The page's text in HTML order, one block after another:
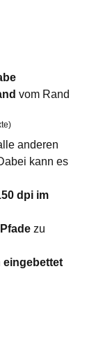
vom Rand
anderen
kann es
dpi im
zu
eingebettet